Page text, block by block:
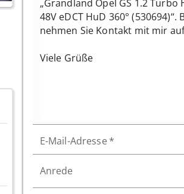
E-Mail-Adresse *
Anrede